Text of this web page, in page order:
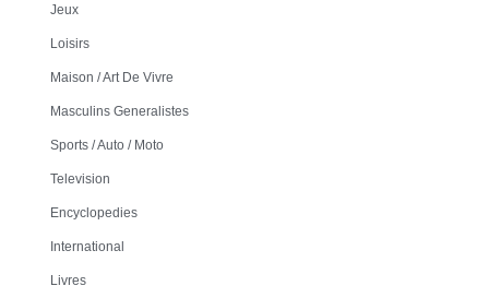
Jeux
Loisirs
Maison / Art De Vivre
Masculins Generalistes
Sports / Auto / Moto
Television
Encyclopedies
International
Livres